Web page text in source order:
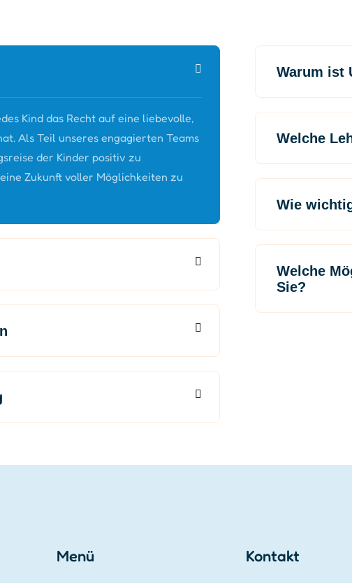
Kind das Recht auf eine liebevolle,
Als Teil unseres engagierten Teams
der Kinder positiv zu
Zukunft voller Möglichkeiten zu
Warum ist
Welche
Wie
Welche
Sie?
Menü Kontakt